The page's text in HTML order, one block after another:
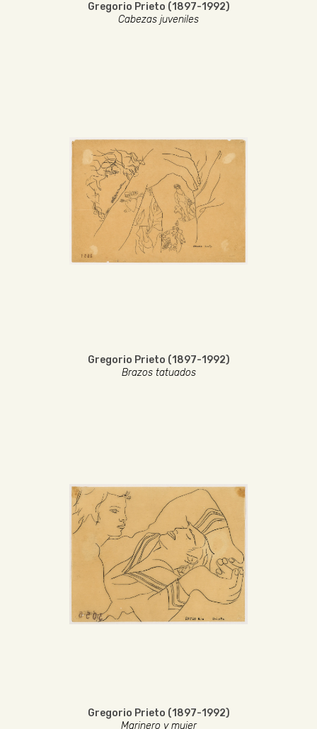
Gregorio Prieto (1897-1992)
Cabezas juveniles
Gregorio Prieto (1897-1992)
Brazos tatuados
Gregorio Prieto (1897-1992)
Marinero y mujer